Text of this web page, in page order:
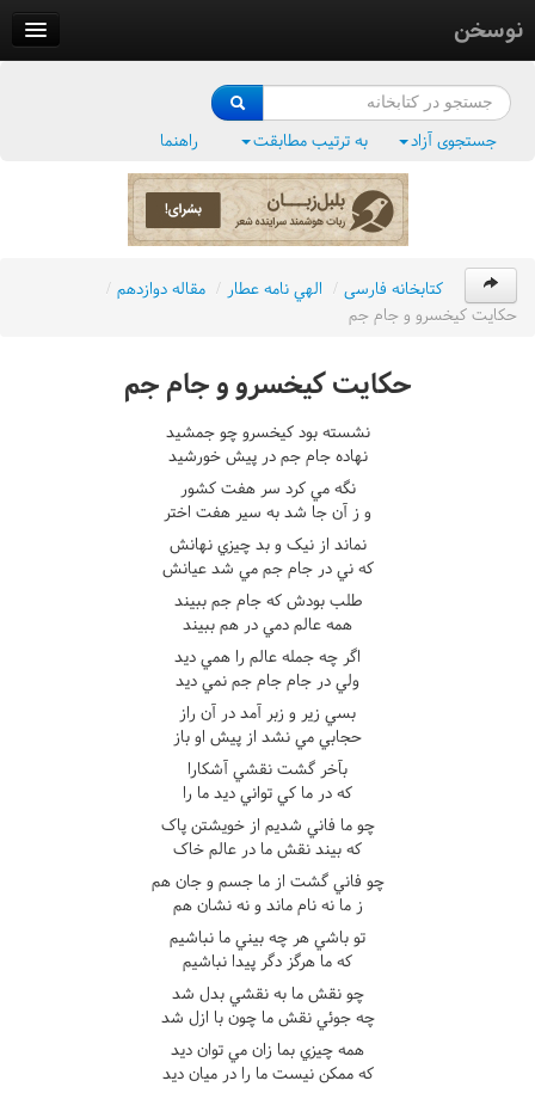
نوسخن
فرهنگ واژگان
جستجوی آزاد به ترتیب مطابقت راهنما
کتابخانه فارسی / الهي نامه عطار / مقاله دوازدهم /
حکايت کيخسرو و جام جم
حکايت کيخسرو و جام جم
نشسته بود کيخسرو چو جمشيد
نهاده جام جم در پيش خورشيد
نگه مي کرد سر هفت کشور
و ز آن جا شد به سير هفت اختر
نماند از نيک و بد چيزي نهانش
که ني در جام جم مي شد عيانش
طلب بودش که جام جم ببيند
همه عالم دمي در هم ببيند
اگر چه جمله عالم را همي ديد
ولي در جام جام جم نمي ديد
بسي زير و زبر آمد در آن راز
حجابي مي نشد از پيش او باز
بآخر گشت نقشي آشکارا
که در ما کي تواني ديد ما را
چو ما فاني شديم از خويشتن پاک
که بيند نقش ما در عالم خاک
چو فاني گشت از ما جسم و جان هم
ز ما نه نام ماند و نه نشان هم
تو باشي هر چه بيني ما نباشيم
که ما هرگز دگر پيدا نباشيم
چو نقش ما به نقشي بدل شد
چه جوئي نقش ما چون با ازل شد
همه چيزي بما زان مي توان ديد
که ممکن نيست ما را در ميان ديد